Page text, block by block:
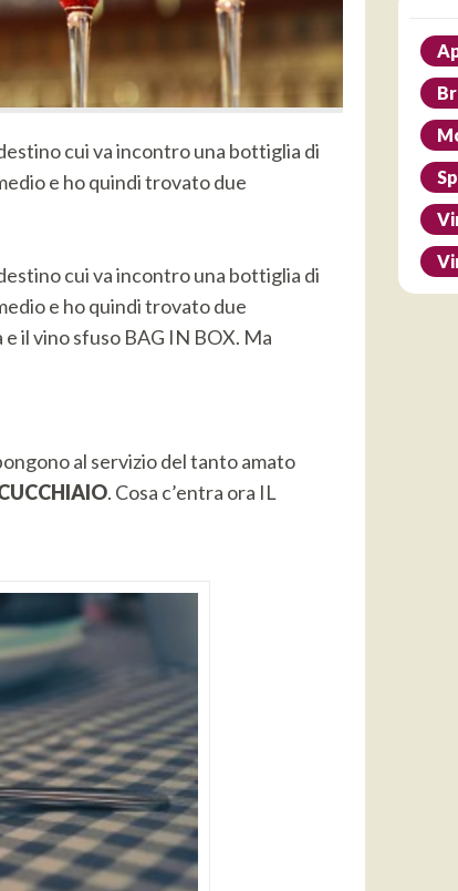
cui va incontro una bottiglia di
e ho quindi trovato due
cui va incontro una bottiglia di
e ho quindi trovato due
il vino sfuso BAG IN BOX. Ma
al servizio del tanto amato
. Cosa c’entra ora IL